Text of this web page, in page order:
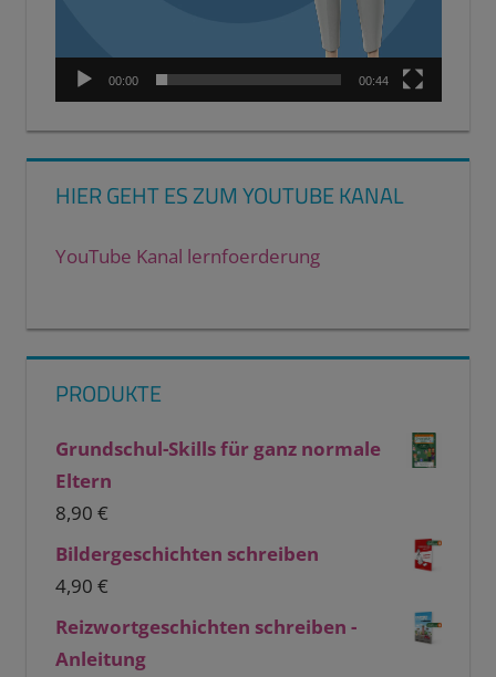
00:00 00:44
HIER GEHT ES ZUM YOUTUBE KANAL
YouTube Kanal lernfoerderung
PRODUKTE
Grundschul-Skills für ganz normale
Eltern
8,90 €
Bildergeschichten schreiben
4,90 €
Reizwortgeschichten schreiben -
Anleitung